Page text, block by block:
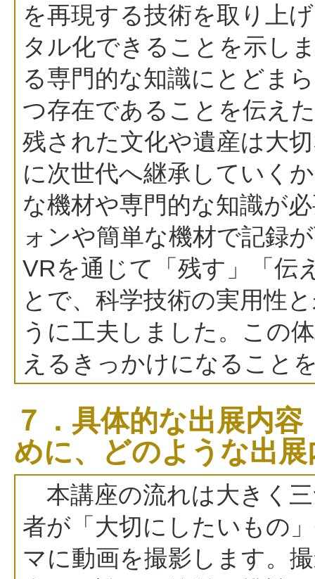
を再現する技術を取り上
タル化できることを示し
る専門的な知識にとどま
つ存在であることを伝え
残された文化や遺産は大
に次世代へ継承していく
な機材や専門的な知識が
ォンや簡単な機材で記録
VRを通じて「残す」「伝
とで、科学技術の実用性
うに工夫しました。この
えるきっかけになること
７．具体的な出展内
めに、どのような出
本講座の流れは大きく
者が「大切にしたいもの
マに動画を撮影します。